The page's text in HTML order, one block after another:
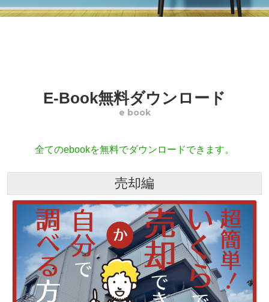
E-Book無料ダウンロード
e book
全てのebookを無料でダウンロードできます。
売却編